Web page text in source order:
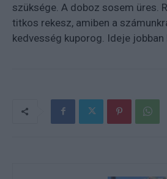
szüksége. A doboz sosem üres.
titkos rekesz, amiben a
kedvesség kuporog. Ideje jobban